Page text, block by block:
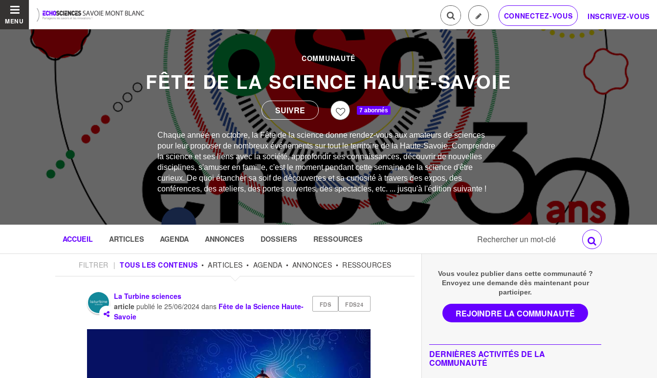
MENU
CONNECTEZ-VOUS INSCRIVEZ-VOUS
COMMUNAUTÉ
FÊTE DE LA SCIENCE HAUTE-SAVOIE
7 abonnés
Chaque année en octobre, la Fête de la science donne rendez-vous aux amateurs de sciences
pour leur proposer de nombreux événements sur tout le territoire de la Haute-Savoie. Comprendre
la science et ses liens avec la société, approfondir ses connaissances, découvrir de nouvelles
disciplines, s'amuser en famille, c'est le moment pendant cette semaine de la science d'être
curieux. De quoi étancher sa soif de découvertes et sa curiosité à travers des expos, des
conférences, des ateliers, des portes ouvertes, des spectacles, etc. ... jusqu'à l'édition suivante !
ACCUEIL ARTICLES AGENDA ANNONCES DOSSIERS RESSOURCES
FILTRER | TOUS LES CONTENUS ARTICLES AGENDA ANNONCES RESSOURCES
FDS FDS24
La Turbine sciences
article publié le25/06/2024 dans Fête de la Science Haute-
Savoie
Vous voulez publier dans cette communauté ?
Envoyez une demande dès maintenant pour
participer.
REJOINDRE LA COMMUNAUTÉ
DERNIÈRES ACTIVITÉS DE LA
COMMUNAUTÉ